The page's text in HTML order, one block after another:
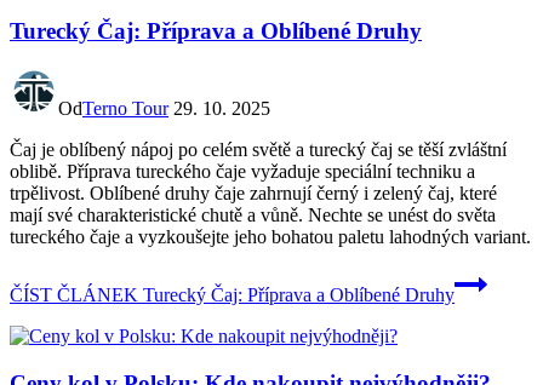
Turecký Čaj: Příprava a Oblíbené Druhy
OdTerno Tour 29. 10. 2025
Čaj je oblíbený nápoj po celém světě a turecký čaj se těší zvláštní
oblibě. Příprava tureckého čaje vyžaduje speciální techniku a
trpělivost. Oblíbené druhy čaje zahrnují černý i zelený čaj, které
mají své charakteristické chutě a vůně. Nechte se unést do světa
tureckého čaje a vyzkoušejte jeho bohatou paletu lahodných variant.
ČÍST ČLÁNEK Turecký Čaj: Příprava a Oblíbené Druhy